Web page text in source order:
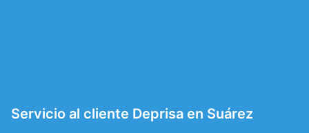
Servicio al cliente Deprisa en Suárez